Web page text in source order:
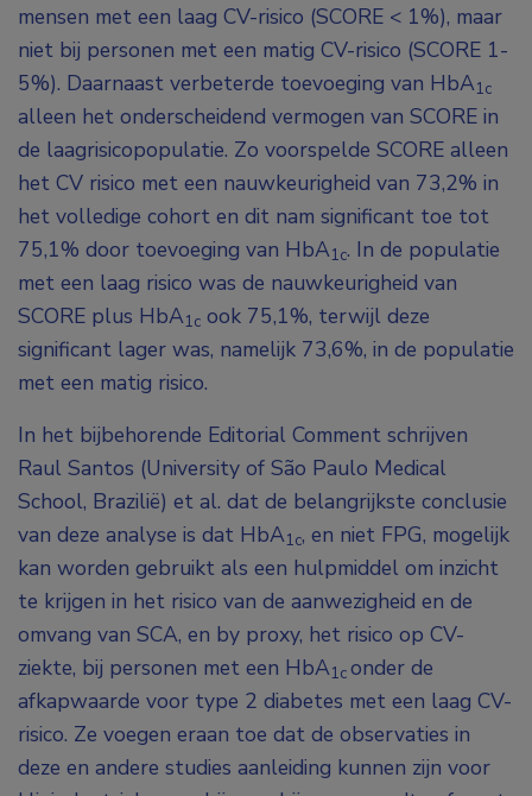
mensen met een laag CV-risico (SCORE < 1%), maar
niet bij personen met een matig CV-risico (SCORE 1-
5%). Daarnaast verbeterde toevoeging van HbA1c
alleen het onderscheidend vermogen van SCORE in
de laagrisicopopulatie. Zo voorspelde SCORE alleen
het CV risico met een nauwkeurigheid van 73,2% in
het volledige cohort en dit nam significant toe tot
75,1% door toevoeging van HbA1c. In de populatie
met een laag risico was de nauwkeurigheid van
SCORE plus HbA1c ook 75,1%, terwijl deze
significant lager was, namelijk 73,6%, in de populatie
met een matig risico.
In het bijbehorende Editorial Comment schrijven
Raul Santos (University of São Paulo Medical
School, Brazilië) et al. dat de belangrijkste conclusie
van deze analyse is dat HbA1c, en niet FPG, mogelijk
kan worden gebruikt als een hulpmiddel om inzicht
te krijgen in het risico van de aanwezigheid en de
omvang van SCA, en by proxy, het risico op CV-
ziekte, bij personen met een HbA1conder de
afkapwaarde voor type 2 diabetes met een laag CV-
risico. Ze voegen eraan toe dat de observaties in
deze en andere studies aanleiding kunnen zijn voor